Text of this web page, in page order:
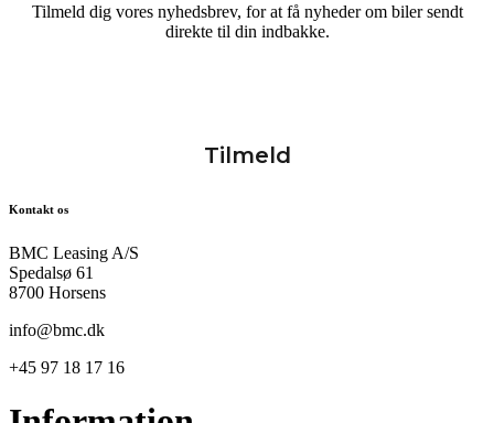
Tilmeld dig vores nyhedsbrev, for at få nyheder om biler sendt
direkte til din indbakke.
Kontakt os
BMC Leasing A/S
Spedalsø 61
8700 Horsens
info@bmc.dk
+45 97 18 17 16